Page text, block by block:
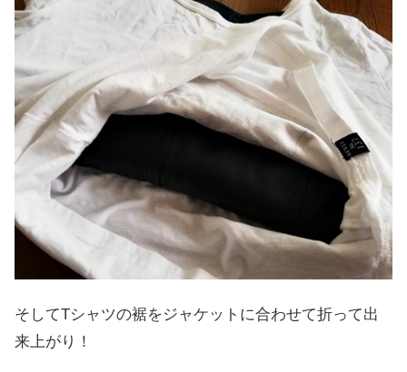
そしてTシャツの裾をジャケットに合わせて折って出
来上がり！